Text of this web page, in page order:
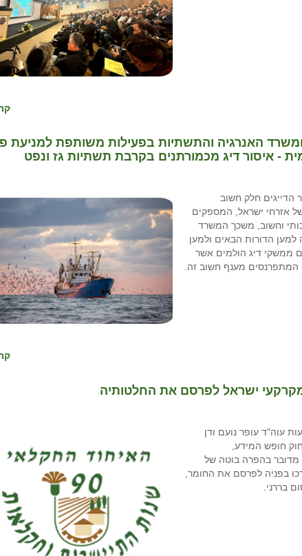
האנרגיה והתשתיות בפעילות משותפת למניעת
- איסור דיג מכמורתנים בקרבת תשתיות גז ונפט
הדייגים חלק חשוב
אזרחי ישראל, המספקים
וחשוב, משכך המשרד
הדורות הבאים ולמען
ממשקי דיג הולמים אשר
המתפרנסים מענף חשוב זה.
ישראל לפרסם את החלטותיה
עוה"ד עופר נועם ודן
חופש המידע,
כי מדובר בהפרה בוטה של
בפניה לפרסם את החומר,
בררני.